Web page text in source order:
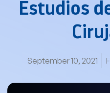
Estudios
September 10, 2021